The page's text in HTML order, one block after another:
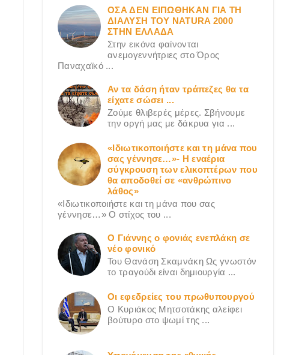
ΟΣΑ ΔΕN ΕΙΠΩΘΗΚΑΝ ΓΙΑ ΤΗ
ΔΙΑΛΥΣΗ ΤΟΥ NATURA 2000
ΣΤΗΝ ΕΛΛΑΔΑ
Στην εικόνα φαίνονται
ανεμογεννήτριες στο Όρος
Παναχαϊκό ...
Αν τα δάση ήταν τράπεζες θα τα
είχατε σώσει ...
Ζούμε θλιβερές μέρες. Σβήνουμε
την οργή μας με δάκρυα για ...
«Ιδιωτικοποιήστε και τη μάνα που
σας γέννησε…»- Η εναέρια
σύγκρουση των ελικοπτέρων που
θα αποδοθεί σε «ανθρώπινο
λάθος»
«Ιδιωτικοποιήστε και τη μάνα που σας
γέννησε…» Ο στίχος του ...
Ο Γιάννης ο φονιάς ενεπλάκη σε
νέο φονικό
Του Θανάση Σκαμνάκη Ως γνωστόν
το τραγούδι είναι δημιουργία ...
Οι εφεδρείες του πρωθυπουργού
Ο Κυριάκος Μητσοτάκης αλείφει
βούτυρο στο ψωμί της ...